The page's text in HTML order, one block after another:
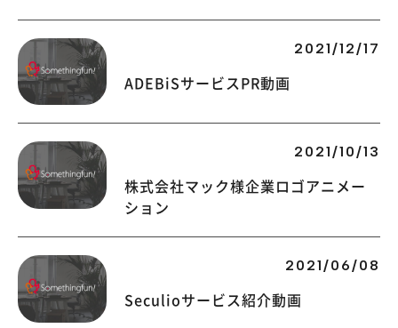
2021/12/17
ADEBiSサービスPR動画
2021/10/13
株式会社マック様企業ロゴアニメー
ション
2021/06/08
Seculioサービス紹介動画